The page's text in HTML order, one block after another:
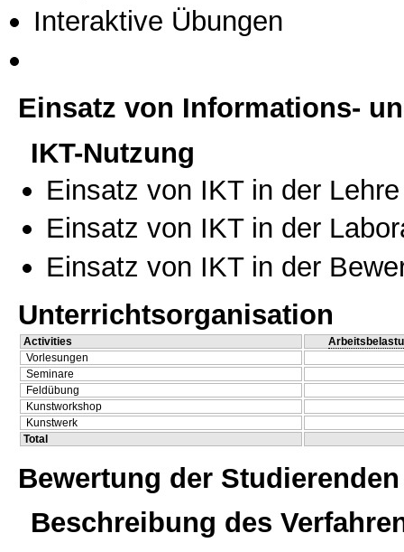
Interaktive Übungen
Einsatz von Informations-
IKT-Nutzung
Einsatz von IKT in der Lehre
Einsatz von IKT in der
Einsatz von IKT in der
Unterrichtsorganisation
Activities
Vorlesungen
Seminare
Feldübung
Kunstworkshop
Kunstwerk
Total
Bewertung der Studierenden
Beschreibung des